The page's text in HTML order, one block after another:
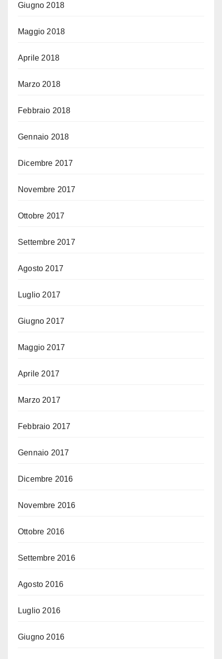
Giugno 2018
Maggio 2018
Aprile 2018
Marzo 2018
Febbraio 2018
Gennaio 2018
Dicembre 2017
Novembre 2017
Ottobre 2017
Settembre 2017
Agosto 2017
Luglio 2017
Giugno 2017
Maggio 2017
Aprile 2017
Marzo 2017
Febbraio 2017
Gennaio 2017
Dicembre 2016
Novembre 2016
Ottobre 2016
Settembre 2016
Agosto 2016
Luglio 2016
Giugno 2016